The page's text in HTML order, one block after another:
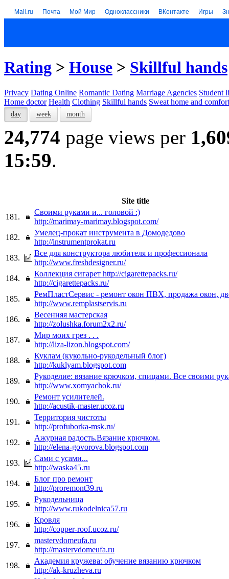
Mail.ru Почта Мой Мир Одноклассники ВКонтакте Игры
Rating > House > Skillful hands
Privacy Dating Online Romantic Dating Marriage Agencies Student
Home doctor Health Clothing Skillful hands Sweat home and comfort
day week month
24,774 page views per
15:59.
Site title
181.
Своими руками и... головой :)
http://marimay-marimay.blogspot.com/
182.
Умелец-прокат инструмента в Домодедово
http://instrumentprokat.ru
183.
Все для конструктора любителя и профессионала
http://www.freshdesigner.ru/
184.
Коллекция сигарет http://cigarettepacks.ru/
http://cigarettepacks.ru/
185.
РемПластСервис - ремонт окон ПВХ, продажа окон,
http://www.remplastservis.ru
186.
Весенняя мастерская
http://zolushka.forum2x2.ru/
187.
Мир моих грез . . .
http://liza-lizon.blogspot.com/
188.
Куклам (кукольно-рукодельный блог)
http://kuklyam.blogspot.com
189.
Рукоделие: вязание крючком, спицами. Все своими
http://www.xomyachok.ru/
190.
Ремонт усилителей.
http://acustik-master.ucoz.ru
191.
Территория чистоты
http://profuborka-msk.ru/
192.
Ажурная радость.Вязание крючком.
http://elena-govorova.blogspot.com
193.
Сами с усами...
http://waska45.ru
194.
Блог про ремонт
http://proremont39.ru
195.
Рукодельница
http://www.rukodelnica57.ru
196.
Кровля
http://copper-roof.ucoz.ru/
197.
mastervdomeufa.ru
http://mastervdomeufa.ru
198.
Академия кружева: обучение вязанию крючком
http://ak-kruzheva.ru